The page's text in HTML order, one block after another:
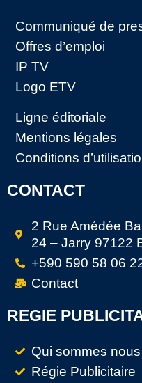
Communiqué de
Offres d’emploi
IP TV
Logo ETV
Ligne éditoriale
Mentions légales
Conditions
CONTACT
2 Rue Amédée
24 – Jarry 97122
+590 590 58 06
Contact
REGIE
Qui sommes
Régie Publicitaire